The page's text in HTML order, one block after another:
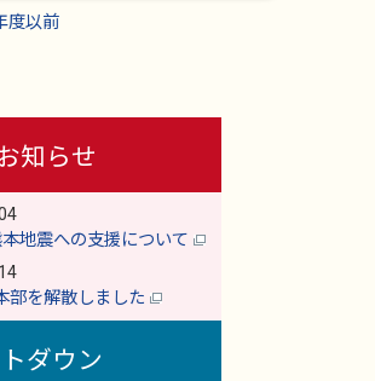
度以前
知らせ
地震への支援について
部を解散しました
ダウン